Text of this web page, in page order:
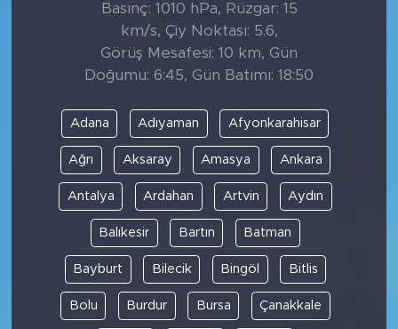
Basınç: 1010 hPa, Rüzgar: 15
km/s, Çiy Noktası: 5.6,
Görüş Mesafesi: 10 km, Gün
Doğumu: 6:45, Gün Batımı: 18:50
Adana Adıyaman Afyonkarahisar
Ağrı Aksaray Amasya Ankara
Antalya Ardahan Artvin Aydın
Balıkesir Bartın Batman
Bayburt Bilecik Bingöl Bitlis
Bolu Burdur Bursa Çanakkale